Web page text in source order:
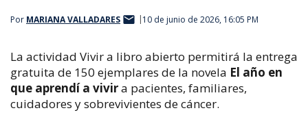
Por MARIANA VALLADARES 10 de junio de 2026, 16:05 PM
La actividad Vivir a libro abierto permitirá la entrega
gratuita de 150 ejemplares de la novela El año en
que aprendí a vivira pacientes, familiares,
cuidadores y sobrevivientes de cáncer.